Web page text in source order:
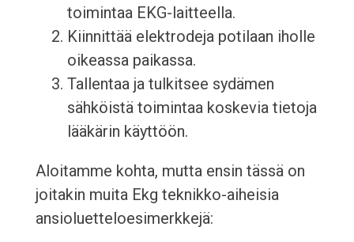
toimintaa EKG-laitteella.
Kiinnittää elektrodeja potilaan iholle
oikeassa paikassa.
Tallentaa ja tulkitsee sydämen
sähköistä toimintaa koskevia tietoja
lääkärin käyttöön.
Aloitamme kohta, mutta ensin tässä on
joitakin muita Ekg teknikko-aiheisia
ansioluetteloesimerkkejä: